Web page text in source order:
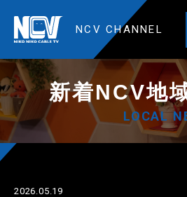
NCV CHANNEL
新着NCV地
LOCAL
2026.05.19